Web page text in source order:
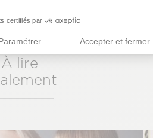
certifiés par
Accepter et fermer
À lire